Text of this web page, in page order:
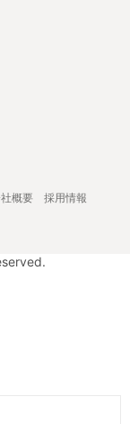
概要
採用情報